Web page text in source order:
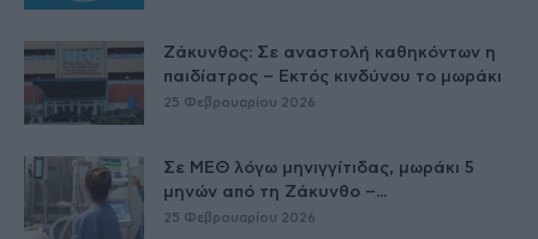
Ζάκυνθος: Σε αναστολή καθηκόντων η
παιδίατρος – Εκτός κινδύνου το μωράκι
25 Φεβρουαρίου 2026
Σε ΜΕΘ λόγω μηνιγγίτιδας, μωράκι 5
μηνών από τη Ζάκυνθο –...
25 Φεβρουαρίου 2026